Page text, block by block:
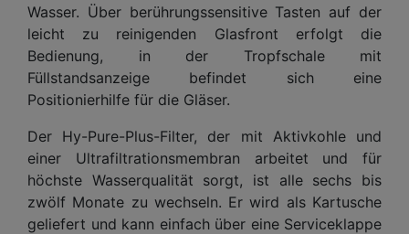
Wasser. Über berührungssensitive Tasten auf der
leicht zu reinigenden Glasfront erfolgt die
Bedienung, in der Tropfschale mit
Füllstandsanzeige befindet sich eine
Positionierhilfe für die Gläser.
Der Hy-Pure-Plus-Filter, der mit Aktivkohle und
einer Ultrafiltrationsmembran arbeitet und für
höchste Wasserqualität sorgt, ist alle sechs bis
zwölf Monate zu wechseln. Er wird als Kartusche
geliefert und kann einfach über eine Serviceklappe